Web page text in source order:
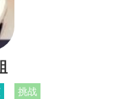
挑战